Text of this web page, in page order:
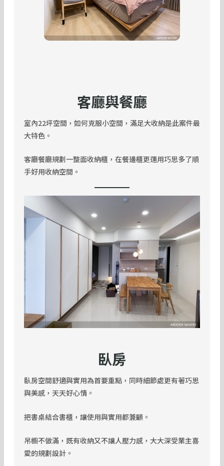
客廳與餐廳
室內22坪空間，如何克服小空間，滿足大收納是此案件最
大特色。
客廳餐廳規劃一整面收納櫃，在餐邊櫃更運用巧思多了順
手好用收納空間。
臥房
臥房空間舒適與實用為首要重點，同時細節處更有著巧思
與美感，天天好心情。
把書桌結合書櫃，讓使用與實用都兼顧。
吊櫥不做滿，既有收納又不讓人壓力感，大大深受業主喜
愛的規劃設計。